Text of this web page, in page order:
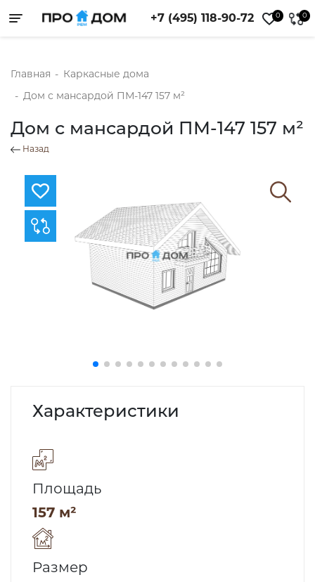
Toggle navigation +7 (495) 118-90-72 0 0
Главная - Каркасные дома
- Дом с мансардой ПМ-147 157 м²
Дом с мансардой ПМ-147 157 м²
Назад
Характеристики
Площадь
157 м²
Размер